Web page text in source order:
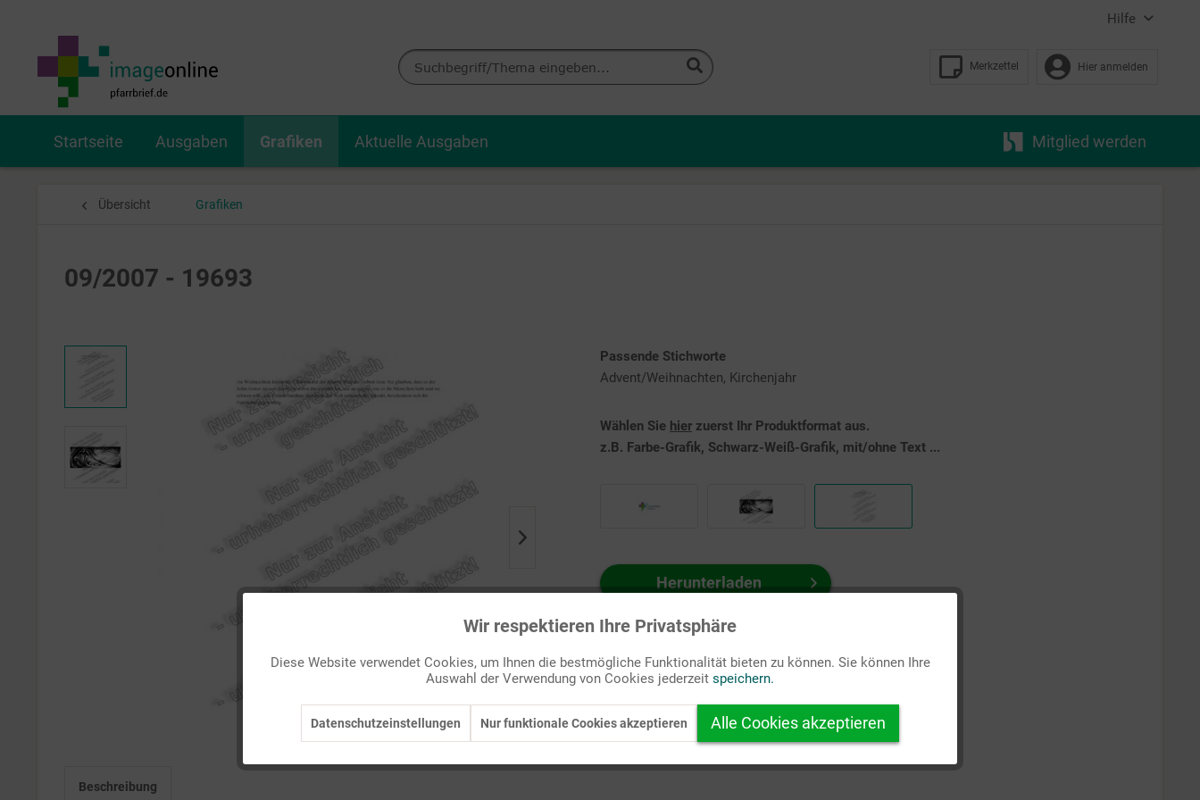
Hilfe
Merkzettel Hier anmelden
Startseite Ausgaben Grafiken Aktuelle Ausgaben Mitglied werden
Übersicht Grafiken
09/2007 - 19693
Passende Stichworte
Advent/Weihnachten, Kirchenjahr
Wählen Sie hier zuerst Ihr Produktformat aus.
z.B. Farbe-Grafik, Schwarz-Weiß-Grafik, mit/ohne Text ...
Herunterladen
Auf Ihren Merkzettel setzen
Beschreibung
Inaktiv
Wir respektieren Ihre Privatsphäre
Diese Website verwendet Cookies, um Ihnen die bestmögliche Funktionalität bieten zu können. Sie können Ihre
Auswahl der Verwendung von Cookies jederzeit speichern.
Datenschutzeinstellungen Nur funktionale Cookies akzeptieren Alle Cookies akzeptieren